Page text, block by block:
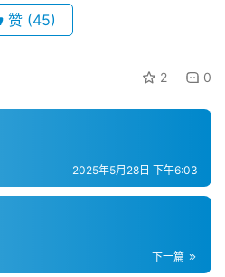
赞 (45)
2 0
2025年5月28日 下午6:03
下一篇